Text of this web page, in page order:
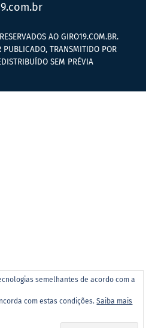
semelhantes de acordo com a
com estas condições.Saiba mais
AO GIRO19.COM.BR.
PUBLICADO, TRANSMITIDO POR
SEM PRÉVIA